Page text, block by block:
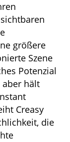
größere
Szene
Potenzial
hält
Creasy
die